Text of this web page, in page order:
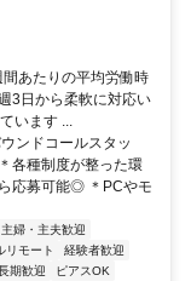
あたりの平均労働時
3日から柔軟に対応い
います ...
ンドコールスタッ
各種制度が整った環
応募可能◎ ＊PCやモ
主婦・主夫歓迎
リモート
経験者歓迎
期歓迎
ピアスOK